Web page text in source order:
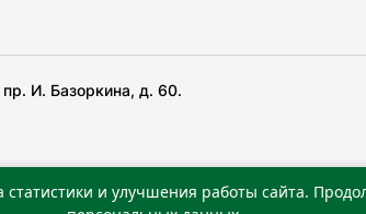
И. Базоркина, д. 60.
цар дуккхача тайпаштеи тIахьожам
и улучшения работы сайта.